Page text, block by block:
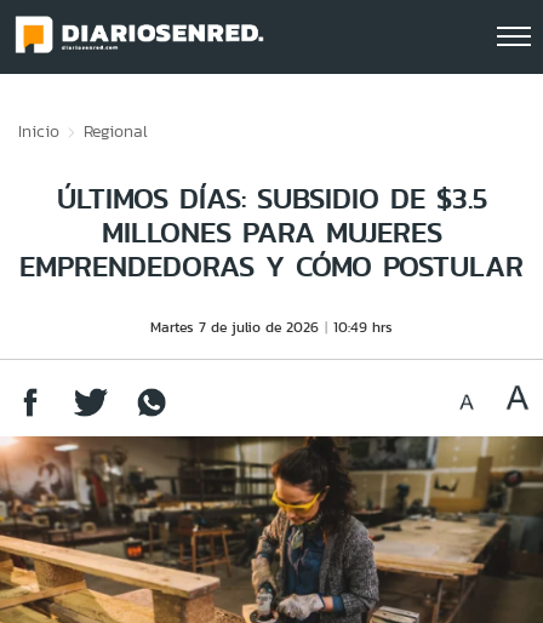
Inicio Regional
ÚLTIMOS DÍAS: SUBSIDIO DE $3.5
MILLONES PARA MUJERES
EMPRENDEDORAS Y CÓMO POSTULAR
Martes 7 de julio de 2026 10:49 hrs